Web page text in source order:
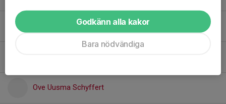
Lukas Lindblad
Ove Uusma Schyffert
Godkänn alla kakor
Bara nödvändiga